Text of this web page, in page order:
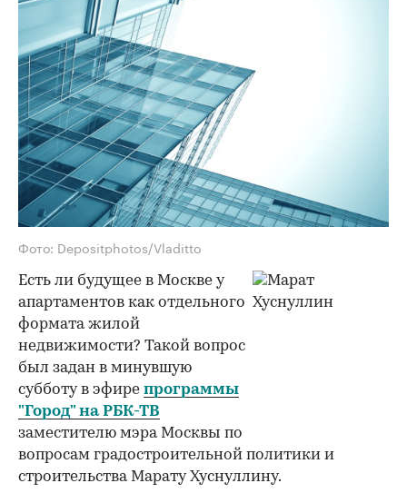
Фото: Depositphotos/Vladitto
Есть ли будущее в Москве у
апартаментов как отдельного
формата жилой
недвижимости? Такой вопрос
был задан в минувшую
субботу в эфире программы
"Город" на РБК-ТВ
заместителю мэра Москвы по
вопросам градостроительной политики и
строительства Марату Хуснуллину.